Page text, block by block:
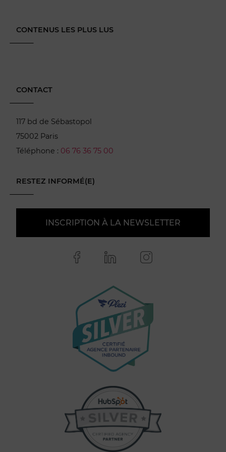
CONTENUS LES PLUS LUS
CONTACT
117 bd de Sébastopol
75002 Paris
Téléphone : 06 76 36 75 00
RESTEZ INFORMÉ(E)
INSCRIPTION À LA NEWSLETTER